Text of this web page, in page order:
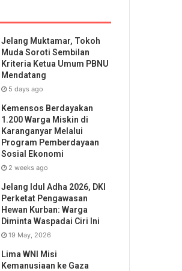
Jelang Muktamar, Tokoh
Muda Soroti Sembilan
Kriteria Ketua Umum PBNU
Mendatang
5 days ago
Kemensos Berdayakan
1.200 Warga Miskin di
Karanganyar Melalui
Program Pemberdayaan
Sosial Ekonomi
2 weeks ago
Jelang Idul Adha 2026, DKI
Perketat Pengawasan
Hewan Kurban: Warga
Diminta Waspadai Ciri Ini
19 May, 2026
Lima WNI Misi
Kemanusiaan ke Gaza